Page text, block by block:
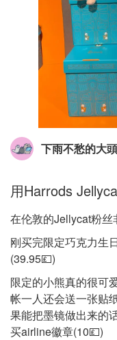
下雨不愁的大頭
用Harrods
在伦敦的Jellycat粉
刚买完限定巧克力生
(39.95💷)
限定的小熊真的很可
帐一人还会送一张贴
果能把墨镜做出来的
买airline徽章(10💷)